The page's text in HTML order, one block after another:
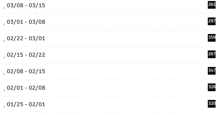
03/08 - 03/15 261
03/01 - 03/08 297
02/22 - 03/01 359
02/15 - 02/22 267
02/08 - 02/15 347
02/01 - 02/08 328
01/25 - 02/01 320